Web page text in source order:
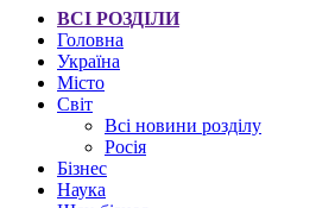
ВСІ РОЗДІЛИ
Головна
Україна
Місто
Світ
Всі новини розділу
Росія
Бізнес
Наука